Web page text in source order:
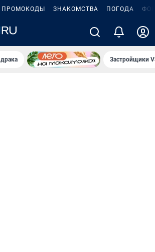
ПРОМОКОДЫ ЗНАКОМСТВА ПОГОДА
Застройщики